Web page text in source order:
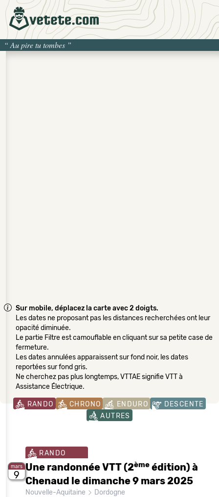
“ Au pire tu tombes ”
Sur mobile, déplacez la carte avec 2 doigts.
Les dates ne proposant pas les distances recherchées ont leur
opacité diminuée.
Le partie Filtre est camouflable en cliquant sur sa petite case de
fermeture.
Les dates annulées apparaissent sur fond noir, les dates
reportées sur fond gris.
Ne cherchez pas plus longtemps, VTTAE signifie VTT à
Assistance Électrique.
RANDO CHRONO ENDURO
DESCENTE
AUTRES
mars
9
RANDO
Une randonnée VTT (2ème édition) à
Chenaud le dimanche 9 mars 2025
Nouvelle-Aquitaine Dordogne